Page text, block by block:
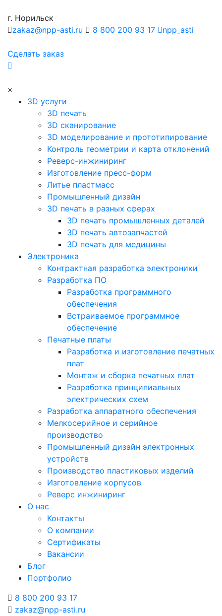
г. Норильск
zakaz@npp-asti.ru
8 800 200 93 17 npp_asti
Сделать заказ
×
3D услуги
3D печать
3D сканирование
3D моделирование и прототипирование
Контроль геометрии и карта отклонений
Реверс-инжиниринг
Изготовление пресс-форм
Литье пластмасс
Промышленный дизайн
3D печать в разных сферах
3D печать промышленных деталей
3D печать автозапчастей
3D печать для медицины
Электроника
Контрактная разработка электроники
Разработка ПО
Разработка программного
обеспечения
Встраиваемое программное
обеспечение
Печатные платы
Разработка и изготовление печатных
плат
Монтаж и сборка печатных плат
Разработка принципиальных
электрических схем
Разработка аппаратного обеспечения
Мелкосерийное и серийное
производство
Промышленный дизайн электронных
устройств
Производство пластиковых изделий
Изготовление корпусов
Реверс инжиниринг
О нас
Контакты
О компании
Сертификаты
Вакансии
Блог
Портфолио
8 800 200 93 17
zakaz@npp-asti.ru